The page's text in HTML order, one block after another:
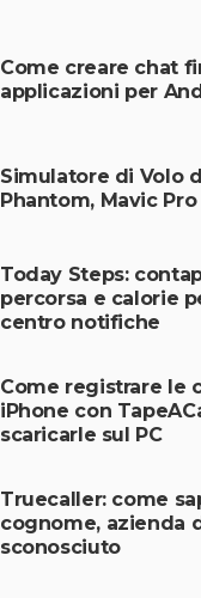
Come creare chat
applicazioni per
Simulatore di Volo
Phantom, Mavic
Today Steps:
percorsa e calorie
centro notifiche
Come registrare le
iPhone con
scaricarle sul PC
Truecaller: come
cognome, azienda
sconosciuto